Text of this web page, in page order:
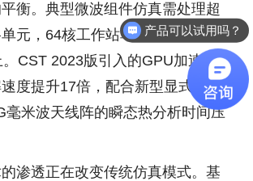
衡。典型微波组件仿真需处理超
元，64核工作站单次求解耗时仍
CST 2023版引入的GPU加速技
度提升17倍，配合新型显式时间
毫米波天线阵的瞬态热分析时间压
渗透正在改变传统仿真模式。基
产品可以试用吗？